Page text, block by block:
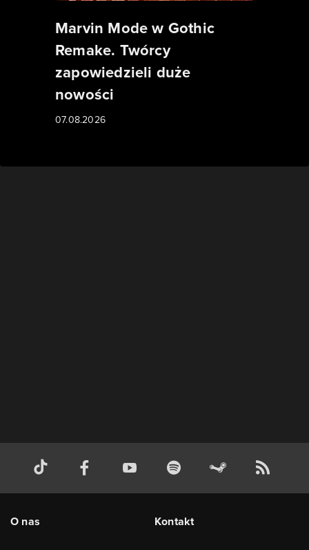
Marvin Mode w Gothic
Remake. Twórcy
zapowiedzieli duże
nowości
07.08.2026
O nas Kontakt